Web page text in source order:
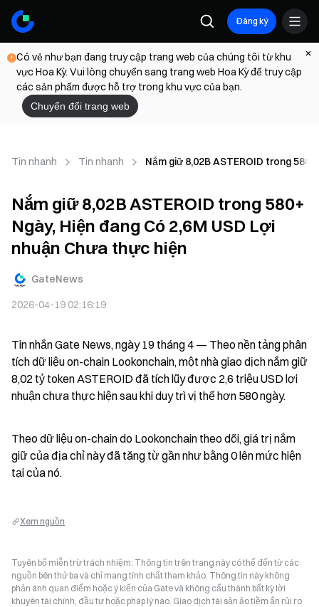
Đăng ký
Có vẻ như bạn đang truy cập trang web của chúng tôi từ khu
vực Hoa Kỳ. Vui lòng chuyển sang trang web Hoa Kỳ để truy cập
các sản phẩm được hỗ trợ trong khu vực của bạn.
Chuyển đổi trang web
Tin nhanh Tin nhanh Nắm giữ 8,02B ASTEROID trong
Nắm giữ 8,02B ASTEROID trong 580+
Ngày, Hiện đang Có 2,6M USD Lợi
nhuận Chưa thực hiện
GateNews
2026-04-19 02:16:19
Tin nhắn Gate News, ngày 19 tháng 4 — Theo nền tảng phân
tích dữ liệu on-chain Lookonchain, một nhà giao dịch nắm giữ
8,02 tỷ token ASTEROID đã tích lũy được 2,6 triệu USD lợi
nhuận chưa thực hiện sau khi duy trì vị thế hơn 580 ngày.
Theo dữ liệu on-chain do Lookonchain theo dõi, giá trị nắm
giữ của địa chỉ này đã tăng từ gần như bằng 0 lên mức hiện
tại của nó.
Xem nguồn
Tuyên bố miễn trừ trách nhiệm: Thông tin trên trang này có thể đến từ các
nguồn bên thứ ba và chỉ mang tính chất tham khảo. Thông tin này không
phản ánh quan điểm hoặc ý kiến của Gate và không cấu thành bất kỳ lời
khuyên tài chính, đầu tư hoặc pháp lý nào. Giao dịch tài sản ảo tiềm ẩn rủi ro